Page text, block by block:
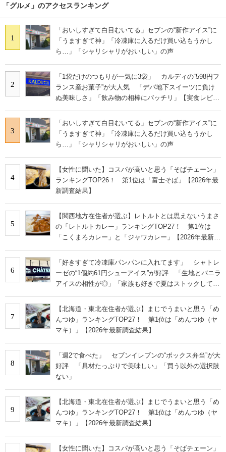
「グルメ」のアクセスランキング
1
「おいしすぎて白目むいてる」セブンの“新作アイス”に
「うますぎて神」「冷凍庫に入るだけ買い込もうかし
ら…」「シャリシャリがおいしい」の声
2
「1袋だけのつもりが一気に3袋」 カルディの“598円フ
ランス産お菓子”が大人気 「デパ地下スイーツに負け
ぬ美味しさ」「飲み物の相棒にバッチリ」【実食レビュ
3
「おいしすぎて白目むいてる」セブンの“新作アイス”に
「うますぎて神」「冷凍庫に入るだけ買い込もうかし
ら…」「シャリシャリがおいしい」の声
4
【女性に聞いた】コスパが高いと思う「そばチェーン」
ランキングTOP26！ 第1位は「富士そば」【2026年最
新調査結果】
5
【関西地方在住者が選ぶ】レトルトとは思えないうまさ
の「レトルトカレー」ランキングTOP27！ 第1位は
「こくまろカレー」と「ジャワカレー」【2026年最新調
6
「好きすぎて冷凍庫パンパンに入れてます」 シャトレ
ーゼの“1個約61円シューアイス”が好評 「生地とバニラ
アイスの相性が◎」「家族も好きで夏はストックして
7
【北海道・東北在住者が選ぶ】まじでうまいと思う「め
んつゆ」ランキングTOP27！ 第1位は「めんつゆ（ヤ
マキ）」【2026年最新調査結果】
8
「週2で食べた」 セブンイレブンの“ボックス弁当”が大
好評 「具材たっぷりで美味しい」「買う以外の選択肢
ない」
9
【北海道・東北在住者が選ぶ】まじでうまいと思う「め
んつゆ」ランキングTOP27！ 第1位は「めんつゆ（ヤ
マキ）」【2026年最新調査結果】
【女性に聞いた】コスパが高いと思う「そばチェーン」